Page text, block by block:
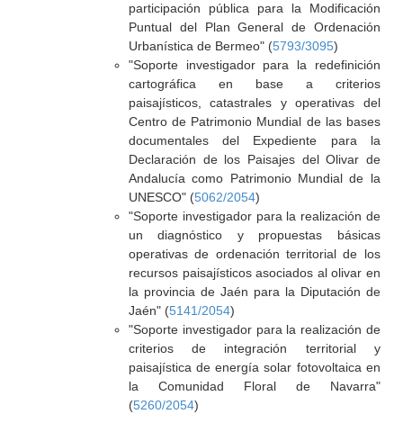
participación pública para la Modificación
Puntual del Plan General de Ordenación
Urbanística de Bermeo" (5793/3095)
"Soporte investigador para la redefinición
cartográfica en base a criterios
paisajísticos, catastrales y operativas del
Centro de Patrimonio Mundial de las bases
documentales del Expediente para la
Declaración de los Paisajes del Olivar de
Andalucía como Patrimonio Mundial de la
UNESCO" (5062/2054)
"Soporte investigador para la realización de
un diagnóstico y propuestas básicas
operativas de ordenación territorial de los
recursos paisajísticos asociados al olivar en
la provincia de Jaén para la Diputación de
Jaén" (5141/2054)
"Soporte investigador para la realización de
criterios de integración territorial y
paisajística de energía solar fotovoltaica en
la Comunidad Floral de Navarra"
(5260/2054)